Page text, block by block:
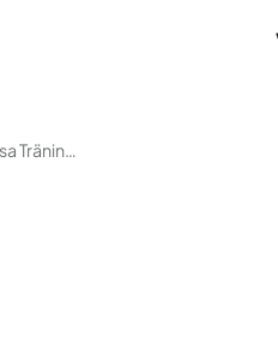
Är Du Inte ”en Av Dessa Träningstyper”?